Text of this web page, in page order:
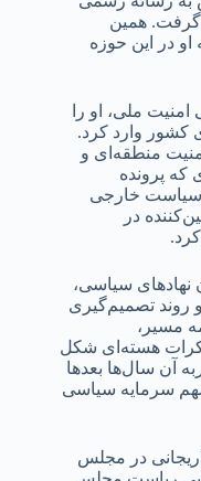
گرفت. همین
او در این حوزه
ملی، او را
کشور وارد کرد.
منطقه‌ای و
که پرونده
سیاست خارجی
در
نهادهای سیاسی،
روند تصمیم‌گیری
مسیر،
هسته‌ای شکل
آن سال‌ها بعدها
سرمایه سیاسی
در مجلس